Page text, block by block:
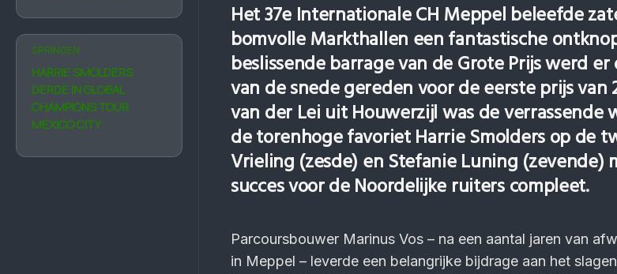
SPRINGEN
HARRIE SMOLDERS
DERDE IN GLOBAL
CHAMPIONS TOUR
MEXICO CITY
Het 37e Internationale CH Meppel beleefde
bomvolle Markthallen een fantastische
beslissende barrage van de Grote Prijs werd
van de snede gereden voor de eerste prijs van
van der Lei uit Houwerzijl was de verrassende
de torenhoge favoriet Harrie Smolders op de
Vrieling (zesde) en Stefanie Luning (zevende)
succes voor de Noordelijke ruiters compleet.
Parcoursbouwer Marinus Vos – na een aantal jaren van
in Meppel – leverde een belangrijke bijdrage aan het